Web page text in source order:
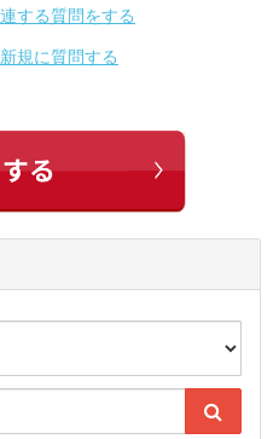
する質問をする
規に質問する